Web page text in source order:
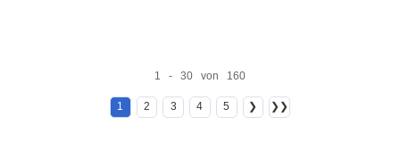
1 - 30 von 160
1 2 3 4 5 ❯ ❯❯